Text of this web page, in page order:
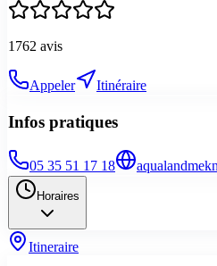
1762 avis
Appeler Itinéraire
Infos pratiques
05 35 51 17 18
Horaires
Itineraire